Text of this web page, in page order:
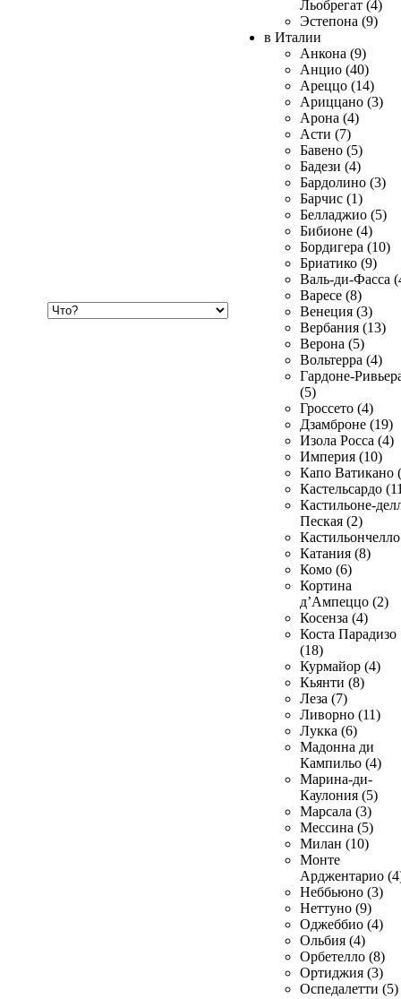
Льобрегат (4)
Эстепона (9)
в Италии
Анкона (9)
Анцио (40)
Ареццо (14)
Ариццано (3)
Арона (4)
Асти (7)
Бавено (5)
Бадези (4)
Бардолино (3)
Барчис (1)
Белладжио (5)
Бибионе (4)
Бордигера (10)
Бриатико (9)
Валь-ди-Фасса
Варесе (8)
Венеция (3)
Вербания (13)
Верона (5)
Вольтерра (4)
Гардоне-
(5)
Гроссето (4)
Дзамброне (19)
Изола Росса (4)
Империя (10)
Капо Ватикано
Кастельсардо
Кастильоне-
Пеская (2)
Катания (8)
Комо (6)
Кортина
д’Ампеццо (2)
Косенза (4)
Коста Парадизо
(18)
Курмайор (4)
Кьянти (8)
Леза (7)
Ливорно (11)
Лукка (6)
Мадонна ди
Кампильо (4)
Марина-ди-
Каулония (5)
Марсала (3)
Мессина (5)
Милан (10)
Монте
Арджентарио
Неббьюно (3)
Неттуно (9)
Оджеббио (4)
Ольбия (4)
Орбетелло (8)
Ортиджия (3)
Оспедалетти (5)